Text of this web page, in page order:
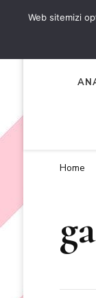
Home
Web sitemizi